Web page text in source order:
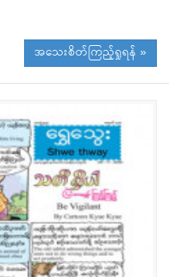
အသေးစိတ်ကြည့်ရှုရန် »